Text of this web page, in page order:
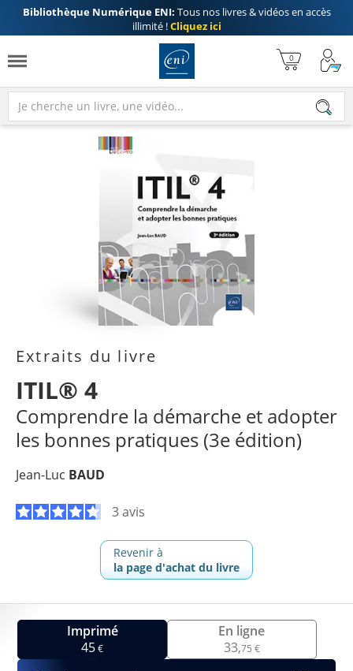
Bibliothèque Numérique ENI: Tous nos livres & vidéos en accès
illimité !Cliquez ici
Extraits du livre
ITIL® 4
Comprendre la démarche et adopter
les bonnes pratiques (3e édition)
Jean-Luc BAUD
3 avis
Revenir à
la page d'achat du livre
Imprimé
45€
En ligne
33,75 €